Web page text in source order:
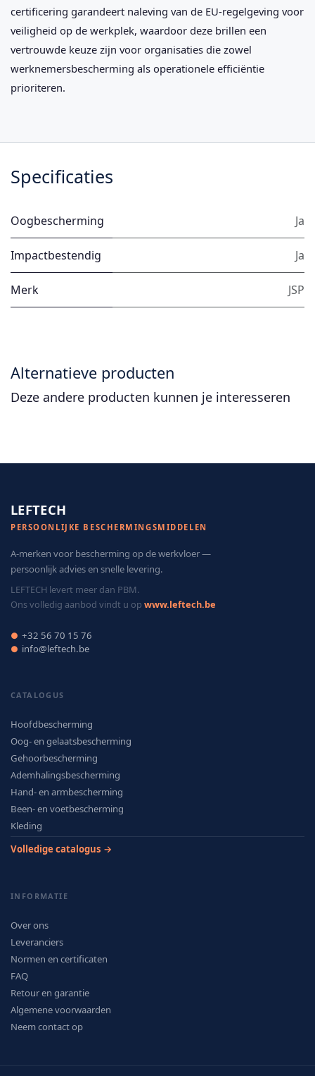
certificering garandeert naleving van de EU-regelgeving voor
veiligheid op de werkplek, waardoor deze brillen een
vertrouwde keuze zijn voor organisaties die zowel
werknemersbescherming als operationele efficiëntie
prioriteren.
Specificaties
Oogbescherming Ja
Impactbestendig Ja
Merk JSP
Alternatieve producten
Deze andere producten kunnen je interesseren
LEFTECH
PERSOONLIJKE BESCHERMINGSMIDDELEN
A-merken voor bescherming op de werkvloer —
persoonlijk advies en snelle levering.
LEFTECH levert meer dan PBM.
Ons volledig aanbod vindt u op www.leftech.be
● +32 56 70 15 76
● info@leftech.be
CATALOGUS
Hoofdbescherming
Oog- en gelaatsbescherming
Gehoorbescherming
Ademhalingsbescherming
Hand- en armbescherming
Been- en voetbescherming
Kleding
Volledige catalogus →
INFORMATIE
Over ons
Leveranciers
Normen en certificaten
FAQ
Retour en garantie
Algemene voorwaarden
Neem contact op